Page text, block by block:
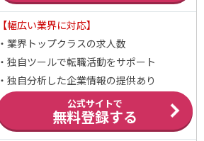
【幅広い業界に対応】
・業界トップクラスの求人数
・独自ツールで転職活動をサポート
・独自分析した企業情報の提供あり
公式サイトで
無料登録する